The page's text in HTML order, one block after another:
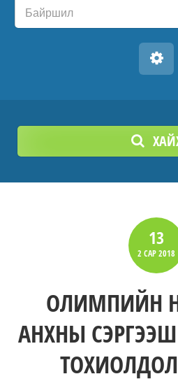
Байршил
13
2 САР2018
ОЛИМПИЙН
АНХНЫ СЭРГЭЭШ